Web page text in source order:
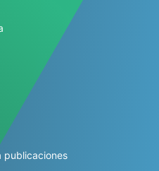
publicaciones